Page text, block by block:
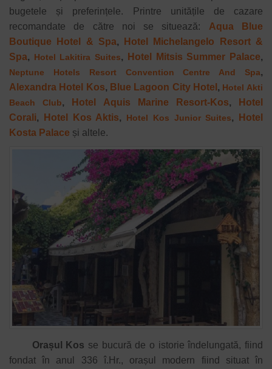
bugetele și preferințele. Printre unitățile de cazare
recomandate de către noi se situează: Aqua Blue
Boutique Hotel & Spa,
Hotel Michelangelo Resort &
Spa, Hotel Lakitira Suites, Hotel Mitsis Summer Palace,
Neptune Hotels Resort Convention Centre And Spa,
Alexandra Hotel Kos, Blue Lagoon City Hotel , Hotel Akti
Beach Club, Hotel Aquis Marine Resort-Kos, Hotel
Corali, Hotel Kos Aktis, Hotel Kos Junior Suites,
Hotel
Kosta Palace și altele.
Orașul Kos se bucură de o istorie îndelungată, fiind
fondat în anul 336 î.Hr., orașul modern fiind situat în